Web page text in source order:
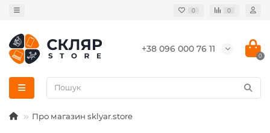
0 0
+38 096 000 76 11
0
Про магазин sklyar.store